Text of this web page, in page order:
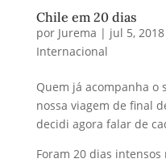
Chile em 20 dias
por Jurema | jul 5, 2018
Internacional
Quem já acompanha o
nossa viagem de final
decidi agora falar de
Foram 20 dias